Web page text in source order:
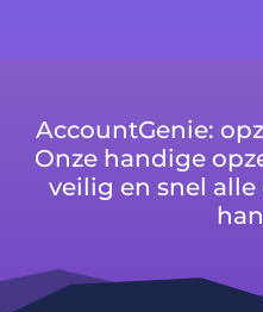
AccountGenie:
Onze handige
veilig en snel